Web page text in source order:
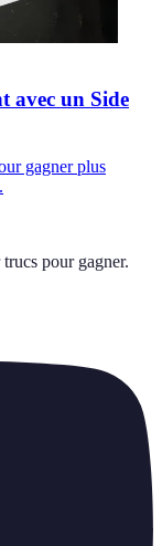
avec un Side
gagner plus
trucs pour gagner.